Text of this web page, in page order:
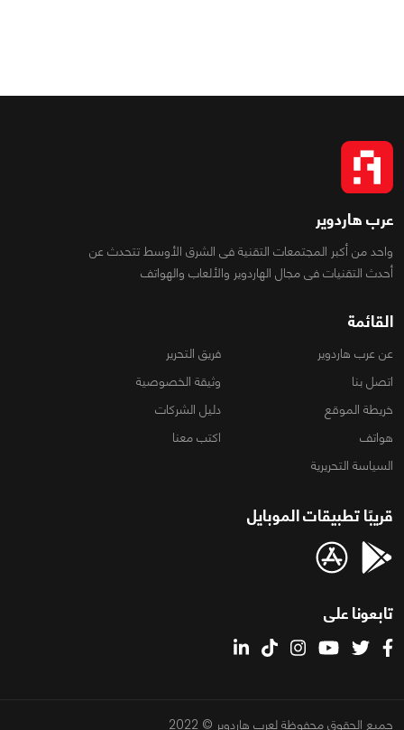
عرب هاردوير
واحد من أكبر المجتمعات التقنية فى الشرق الأوسط تتحدث عن
أحدث التقنيات فى مجال الهاردوير والألعاب والهواتف
القائمة
عن عرب هاردوير
فريق التحرير
اتصل بنا
وثيقة الخصوصية
خريطة الموقع
دليل الشركات
هواتف
اكتب معنا
السياسة التحريرية
قريبًا تطبيقات الموبايل
تابعونا على
جميع الحقوق محفوظة لعرب هاردوير © 2022